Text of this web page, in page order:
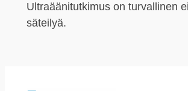
Ultraäänitutkimus on turvallinen
säteilyä.